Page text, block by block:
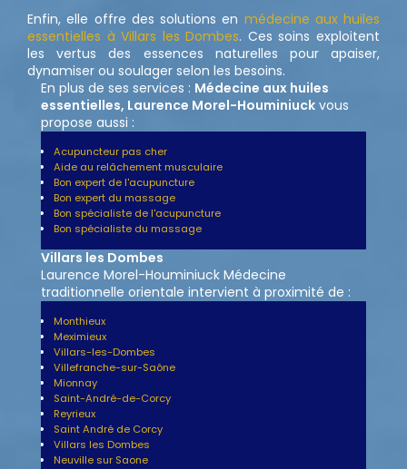
Enfin, elle offre des solutions en médecine aux huiles
essentielles à Villars les Dombes. Ces soins exploitent
les vertus des essences naturelles pour apaiser,
dynamiser ou soulager selon les besoins.
En plus de ses services : Médecine aux huiles
essentielles, Laurence Morel-Houminiuck vous
propose aussi :
Acupuncteur pas cher
Aide au relâchement musculaire
Bon expert de l'acupuncture
Bon expert du massage
Bon spécialiste de l'acupuncture
Bon spécialiste du massage
Villars les Dombes
Laurence Morel-Houminiuck Médecine
traditionnelle orientale intervient à proximité de :
Monthieux
Meximieux
Villars-les-Dombes
Villefranche-sur-Saône
Mionnay
Saint-André-de-Corcy
Reyrieux
Saint André de Corcy
Villars les Dombes
Neuville sur Saone